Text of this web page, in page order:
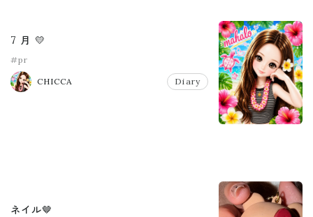
7 月 💛
#pr
CHICCA Diary
ネイル🤎